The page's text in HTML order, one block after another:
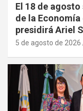
El 18 de
de la
presidirá Ariel
5 de agosto de 2026